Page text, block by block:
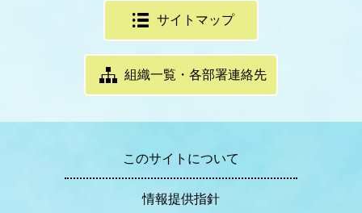
サイトマップ
組織一覧・各部署連絡先
このサイトについて
情報提供指針